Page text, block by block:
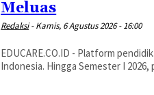
Meluas
Redaksi - Kamis, 6 Agustus 2026 - 16:00
EDUCARE.CO.ID - Platform
Indonesia. Hingga Semester I